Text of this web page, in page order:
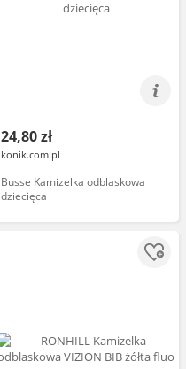
24,80 zł
konik.com.pl
Busse Kamizelka odblaskowa
dziecięca